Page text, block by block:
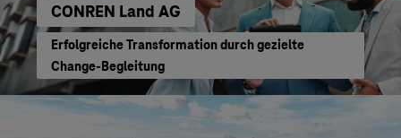
CONREN Land AG
Erfolgreiche Transformation durch gezielte
Change-Begleitung